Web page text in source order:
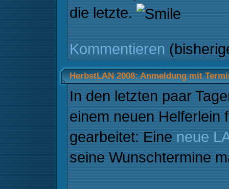
die letzte.
Kommentieren
HerbstLAN 2008: Anmeldung mit
In den letzten paar
einem neuen Helferlein
gearbeitet: Eine neue
seine Wunschtermine